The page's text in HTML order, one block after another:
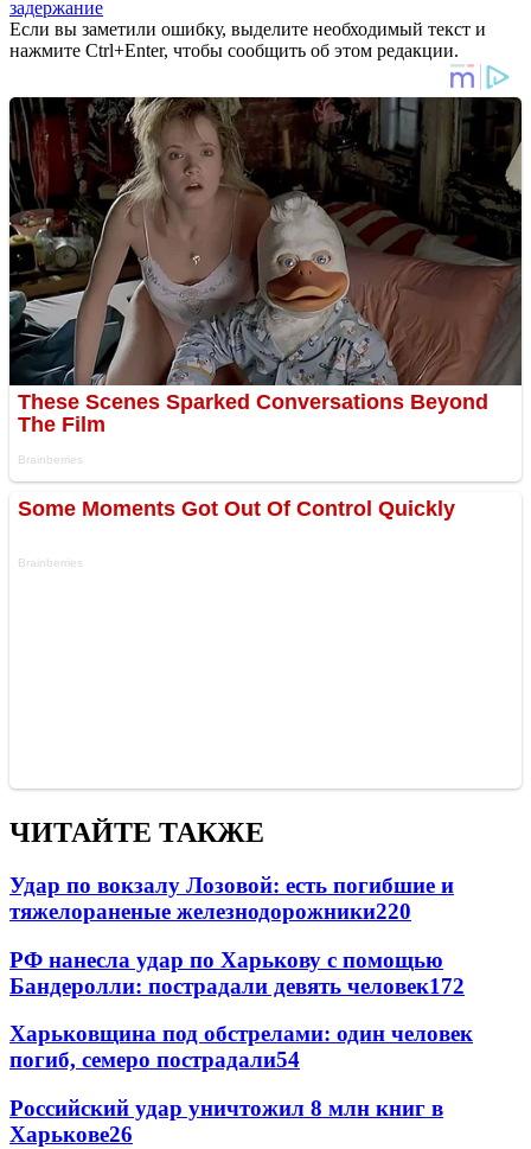
задержание
Если вы заметили ошибку, выделите необходимый текст и
нажмите Ctrl+Enter, чтобы сообщить об этом редакции.
ЧИТАЙТЕ ТАКЖЕ
Удар по вокзалу Лозовой: есть погибшие и
тяжелораненые железнодорожники220
РФ нанесла удар по Харькову с помощью
Бандеролли: пострадали девять человек172
Харьковщина под обстрелами: один человек
погиб, семеро пострадали54
Российский удар уничтожил 8 млн книг в
Харькове26